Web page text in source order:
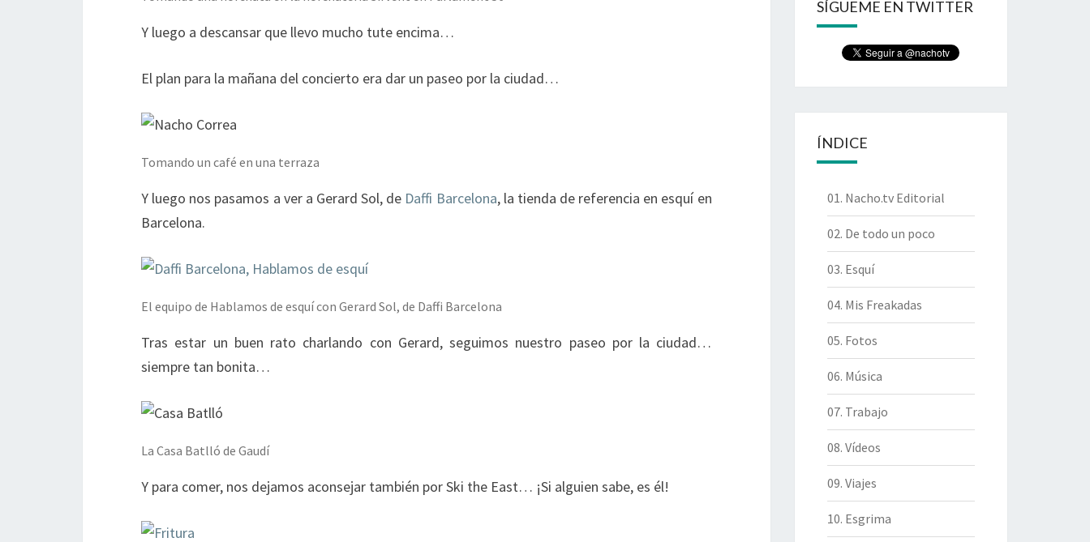
Y luego a descansar que llevo mucho tute encima…
El plan para la mañana del concierto era dar un paseo por la ciudad…
Tomando un café en una terraza
Y luego nos pasamos a ver a Gerard Sol, de Daffi Barcelona, la tienda de referencia en esquí en
Barcelona.
El equipo de Hablamos de esquí con Gerard Sol, de Daffi Barcelona
Tras estar un buen rato charlando con Gerard, seguimos nuestro paseo por la ciudad…
siempre tan bonita…
La Casa Batlló de Gaudí
Y para comer, nos dejamos aconsejar también por Ski the East… ¡Si alguien sabe, es él!
SÍGUEME EN TWITTER
ÍNDICE
01. Nacho.tv Editorial
02. De todo un poco
03. Esquí
04. Mis Freakadas
05. Fotos
06. Música
07. Trabajo
08. Vídeos
09. Viajes
10. Esgrima